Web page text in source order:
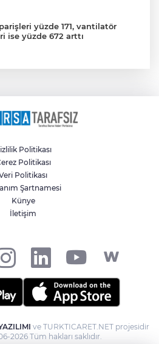
yüzde 171, vantilatör
ise yüzde 672 arttı
Politikası
Politikası
Politikası
Şartnamesi
Künye
İletişim
ve TURKTICARET.NET projesidir
2026 Tüm hakları saklıdır.